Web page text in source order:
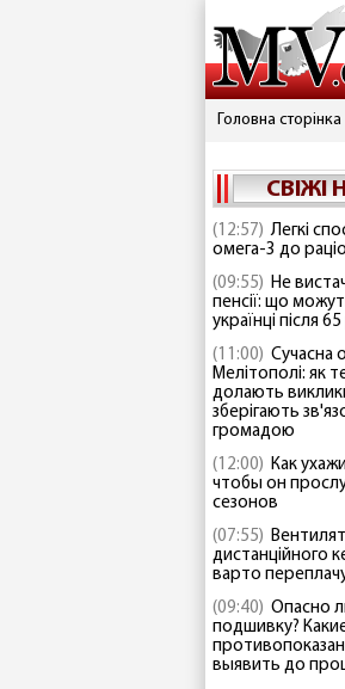
Головна сторінка
СВІЖІ
(12:57) Легкі
омега-3 до
(09:55) Не
пенсії: що
українці після
(11:00) Сучасна
Мелітополі: як
долають
зберігають
громадою
(12:00) Как
чтобы он
сезонов
(07:55)
дистанційного
варто
(09:40) Опасно
подшивку?
выявить до